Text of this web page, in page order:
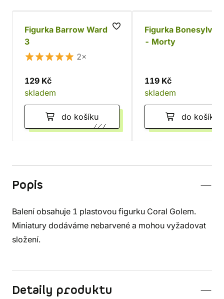
Figurka Barrow Warden
3
2×
129 Kč
skladem
do košíku
Figurka
- Morty
119 Kč
skladem
do košíku
Popis
Balení obsahuje 1 plastovou figurku Coral Golem.
Miniatury dodáváme nebarvené a mohou vyžadovat
složení.
Detaily produktu